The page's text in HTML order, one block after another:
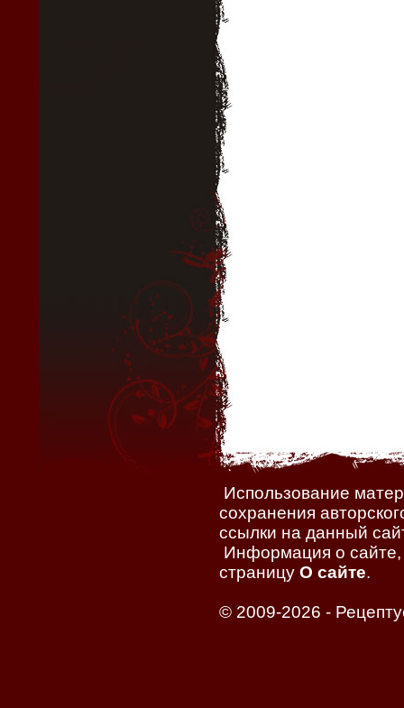
Использование
сохранения
ссылки на данный
Информация о сайте,
страницу О сайте.
© 2009-2026 -